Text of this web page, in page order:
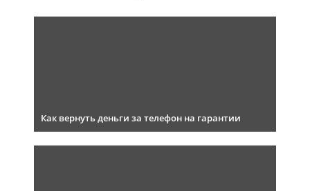
Как вернуть деньги за телефон на гарантии